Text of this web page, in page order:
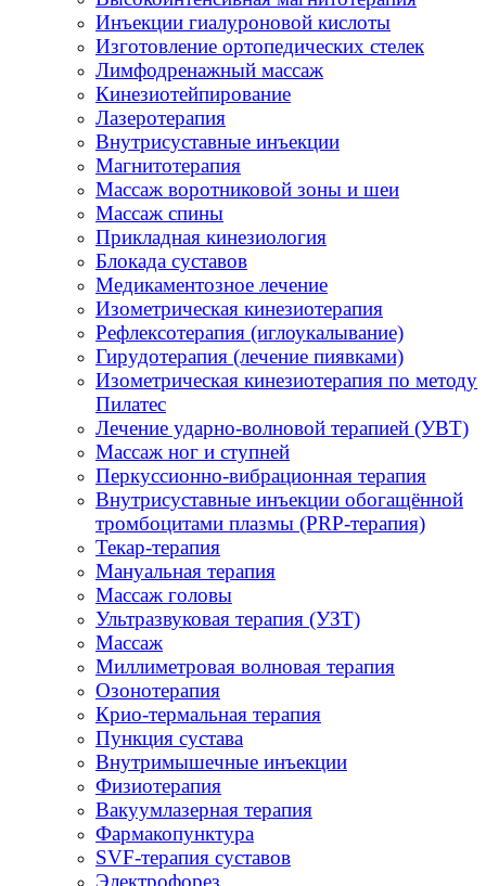
Инъекции гиалуроновой кислоты
Изготовление ортопедических стелек
Лимфодренажный массаж
Кинезиотейпирование
Лазеротерапия
Внутрисуставные инъекции
Магнитотерапия
Массаж воротниковой зоны и шеи
Массаж спины
Прикладная кинезиология
Блокада суставов
Медикаментозное лечение
Изометрическая кинезиотерапия
Рефлексотерапия (иглоукалывание)
Гирудотерапия (лечение пиявками)
Изометрическая кинезиотерапия по методу
Пилатес
Лечение ударно-волновой терапией (УВТ)
Массаж ног и ступней
Перкуссионно-вибрационная терапия
Внутрисуставные инъекции обогащённой
тромбоцитами плазмы (PRP-терапия)
Текар-терапия
Мануальная терапия
Массаж головы
Ультразвуковая терапия (УЗТ)
Массаж
Миллиметровая волновая терапия
Озонотерапия
Крио-термальная терапия
Пункция сустава
Внутримышечные инъекции
Физиотерапия
Вакуумлазерная терапия
Фармакопунктура
SVF-терапия суставов
Электрофорез